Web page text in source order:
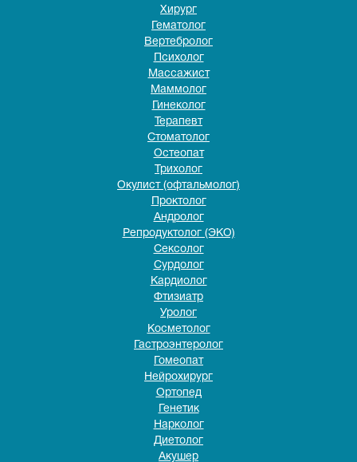
Хирург
Гематолог
Вертебролог
Психолог
Массажист
Маммолог
Гинеколог
Терапевт
Стоматолог
Остеопат
Трихолог
Окулист (офтальмолог)
Проктолог
Андролог
Репродуктолог (ЭКО)
Сексолог
Сурдолог
Кардиолог
Фтизиатр
Уролог
Косметолог
Гастроэнтеролог
Гомеопат
Нейрохирург
Ортопед
Генетик
Нарколог
Диетолог
Акушер